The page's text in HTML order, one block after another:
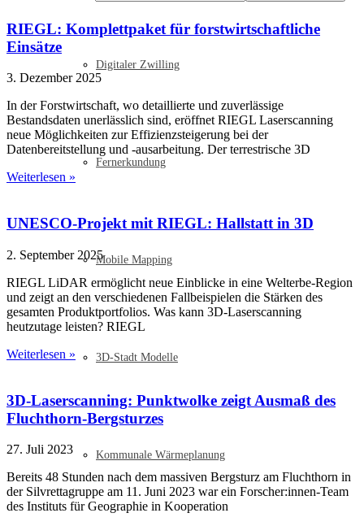
Digitaler Zwilling
Fernerkundung
Mobile Mapping
3D-Stadt Modelle
Kommunale Wärmeplanung
RIEGL: Komplettpaket für forstwirtschaftliche
Einsätze
3. Dezember 2025
In der Forstwirtschaft, wo detaillierte und zuverlässige
Bestandsdaten unerlässlich sind, eröffnet RIEGL Laserscanning
neue Möglichkeiten zur Effizienzsteigerung bei der
Datenbereitstellung und -ausarbeitung. Der terrestrische 3D
Weiterlesen »
UNESCO-Projekt mit RIEGL: Hallstatt in 3D
2. September 2025
RIEGL LiDAR ermöglicht neue Einblicke in eine Welterbe-Region
und zeigt an den verschiedenen Fallbeispielen die Stärken des
gesamten Produktportfolios. Was kann 3D-Laserscanning
heutzutage leisten? RIEGL
Weiterlesen »
3D-Laserscanning: Punktwolke zeigt Ausmaß des
Fluchthorn-Bergsturzes
27. Juli 2023
Bereits 48 Stunden nach dem massiven Bergsturz am Fluchthorn in
der Silvrettagruppe am 11. Juni 2023 war ein Forscher:innen-Team
des Instituts für Geographie in Kooperation